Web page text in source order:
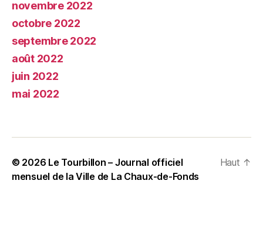
novembre 2022
octobre 2022
septembre 2022
août 2022
juin 2022
mai 2022
© 2026 Le Tourbillon – Journal officiel
mensuel de la Ville de La Chaux-de-Fonds
Haut ↑